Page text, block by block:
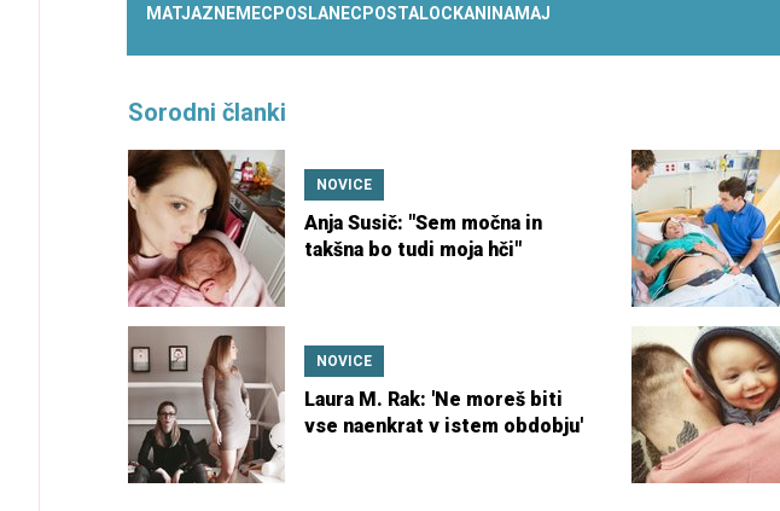
MATJAZ NEMEC POSLANEC POSTALOCKANINAMAJ
Sorodni članki
NOVICE
Anja Susič: "Sem močna in
takšna bo tudi moja hči"
NOVICE
Laura M. Rak: 'Ne moreš biti
vse naenkrat v istem obdobju'